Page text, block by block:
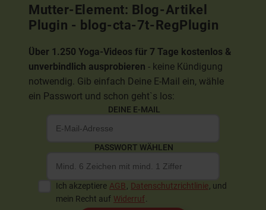
Mutter-Element: Blog-Artikel
Plugin - blog-cta-7t-RegPlugin
Über 1.250 Yoga-Videos für 7 Tage kostenlos &
unverbindlich ausprobieren - keine Kündigung
notwendig. Gib einfach Deine E-Mail ein, wähle
ein Passwort und schon geht`s los:
DEINE E-MAIL
PASSWORT WÄHLEN
Ich akzeptiere AGB Datenschutzrichtlinie , und
mein Recht auf Widerruf